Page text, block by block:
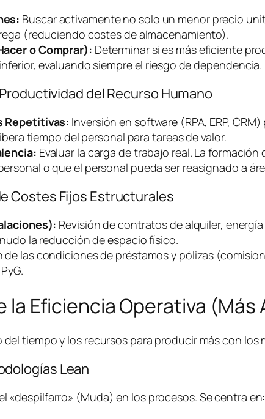
Buscar activamente no solo un menor precio
(reduciendo costes de almacenamiento).
o Comprar): Determinar si es más eficiente
evaluando siempre el riesgo de dependencia.
del Recurso Humano
Repetitivas: Inversión en software (RPA, ERP,
tiempo del personal para tareas de valor.
Evaluar la carga de trabajo real. La
o que el personal pueda ser reasignado a
Costes Fijos Estructurales
Revisión de contratos de alquiler,
la reducción de espacio físico.
de las condiciones de préstamos y pólizas
la Eficiencia Operativa (Más
tiempo y los recursos para producir más con los
Lean
«despilfarro» (Muda) en los procesos. Se centra en: